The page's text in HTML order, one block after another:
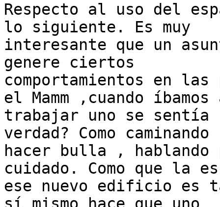
Respecto al uso del
lo siguiente. Es muy
interesante que un
genere ciertos
comportamientos en las
el Mamm ,cuando íbamos
trabajar uno se sentía
verdad? Como
hacer bulla , hablando
cuidado. Como que la
ese nuevo edificio es